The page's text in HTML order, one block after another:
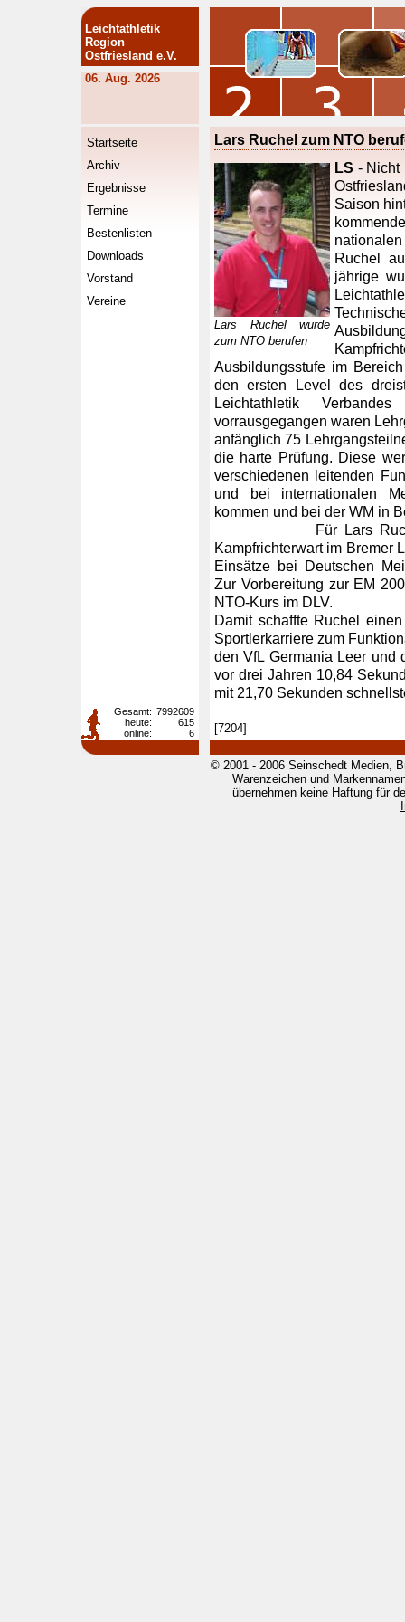
Leichtathletik
Region
Ostfriesland e.V.
06. Aug. 2026
Startseite
Archiv
Ergebnisse
Termine
Bestenlisten
Downloads
Vorstand
Vereine
Lars Ruchel zum NTO
Lars Ruchel wurde
zum NTO berufen
LS - Nicht
Saison
Ruchel
jährige
Ausbildungsstufe im
den ersten Level des
Leichtathletik
vorrausgegangen waren
anfänglich 75
die harte Prüfung. Diese
verschiedenen leitenden
und bei internationalen
kommen und bei der WM in
Für Lars Ruchel,
Kampfrichterwart im Bremer
Einsätze bei Deutschen
Zur Vorbereitung zur EM
NTO-Kurs im DLV.
Damit schaffte Ruchel
Sportlerkarriere zum
den VfL Germania Leer und
vor drei Jahren 10,84
mit 21,70 Sekunden
[7204]
Gesamt: 7992609
heute:
615
online:
6
© 2001 - 2006 Seinschedt Medien,
Warenzeichen und
übernehmen keine Haftung für